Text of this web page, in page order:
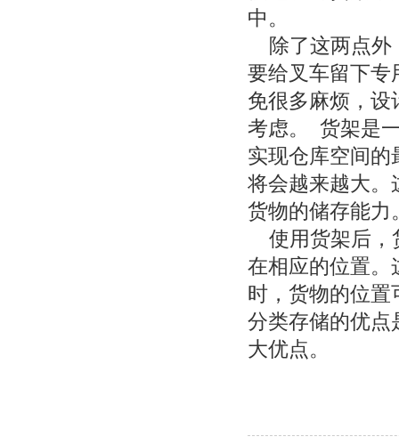
中。
除了这两点外
要给叉车留下专
免很多麻烦，设
考虑。 货架是
实现仓库空间的
将会越来越大。
货物的储存能力
使用货架后，
在相应的位置。
时，货物的位置
分类存储的优点
大优点。